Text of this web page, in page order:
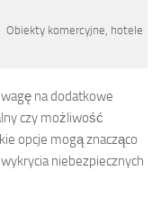
Obiekty komercyjne, hotele
na dodatkowe
czy możliwość
opcje mogą znacząco
niebezpiecznych